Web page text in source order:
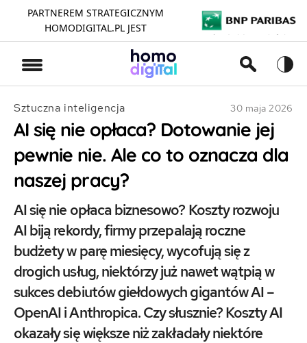
PARTNEREM STRATEGICZNYM
HOMODIGITAL.PL JEST
Sztuczna inteligencja 30 maja 2026
AI się nie opłaca? Dotowanie jej
pewnie nie. Ale co to oznacza dla
naszej pracy?
AI się nie opłaca biznesowo? Koszty rozwoju
AI biją rekordy, firmy przepalają roczne
budżety w parę miesięcy, wycofują się z
drogich usług, niektórzy już nawet wątpią w
sukces debiutów giełdowych gigantów AI –
OpenAI i Anthropica. Czy słusznie? Koszty AI
okazały się większe niż zakładały niektóre